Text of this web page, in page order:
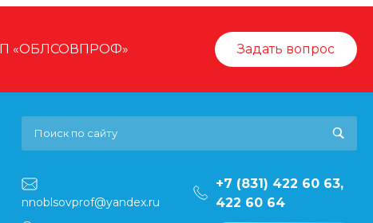
«ОБЛСОВПРОФ» Задать вопрос
nnoblsovprof@yandex.ru
+7 (831) 422 60 63,
422 60 64